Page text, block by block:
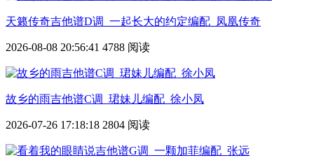
天籁传奇吉他谱D调_一起长大的约定编配_凤凰传奇
2026-08-08 20:56:41 4788 阅读
故乡的雨吉他谱C调_珺妹儿编配_徐小凤
2026-07-26 17:18:18 2804 阅读